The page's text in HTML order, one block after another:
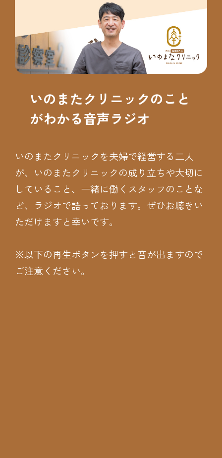
いのまたクリニックのこと
がわかる音声ラジオ
いのまたクリニックを夫婦で経営する二人
が、いのまたクリニックの成り立ちや大切に
していること、一緒に働くスタッフのことな
ど、ラジオで語っております。ぜひお聴きい
ただけますと幸いです。
※以下の再生ボタンを押すと音が出ますので
ご注意ください。